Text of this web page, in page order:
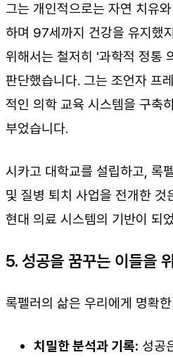
그는 개인적으로는 자연 치유
하며 97세까지 건강을 유지했
위해서는 철저히 '과학적 정통
판단했습니다. 그는 조언자 프
적인 의학 교육 시스템을 구축
부었습니다.
시카고 대학교를 설립하고, 록
및 질병 퇴치 사업을 전개한 것
현대 의료 시스템의 기반이 되
5. 성공을 꿈꾸는 이들을
록펠러의 삶은 우리에게 명확
치밀한 분석과 기록: 성공